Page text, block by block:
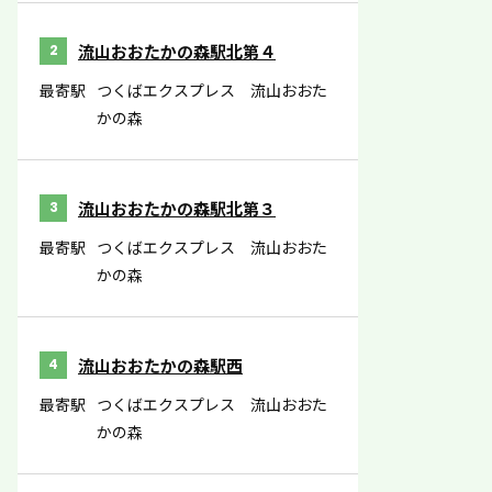
2 流山おおたかの森駅北第４
最寄駅 つくばエクスプレス 流山おおた
かの森
3 流山おおたかの森駅北第３
最寄駅 つくばエクスプレス 流山おおた
かの森
4 流山おおたかの森駅西
最寄駅 つくばエクスプレス 流山おおた
かの森